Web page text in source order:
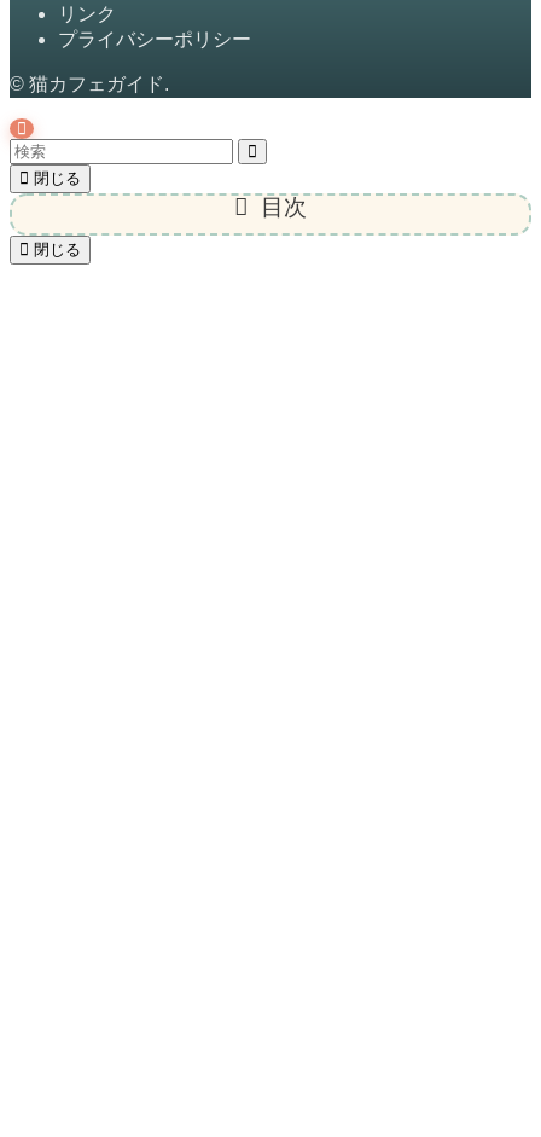
リンク
プライバシーポリシー
© 猫カフェガイド.
閉じる
目次
閉じる